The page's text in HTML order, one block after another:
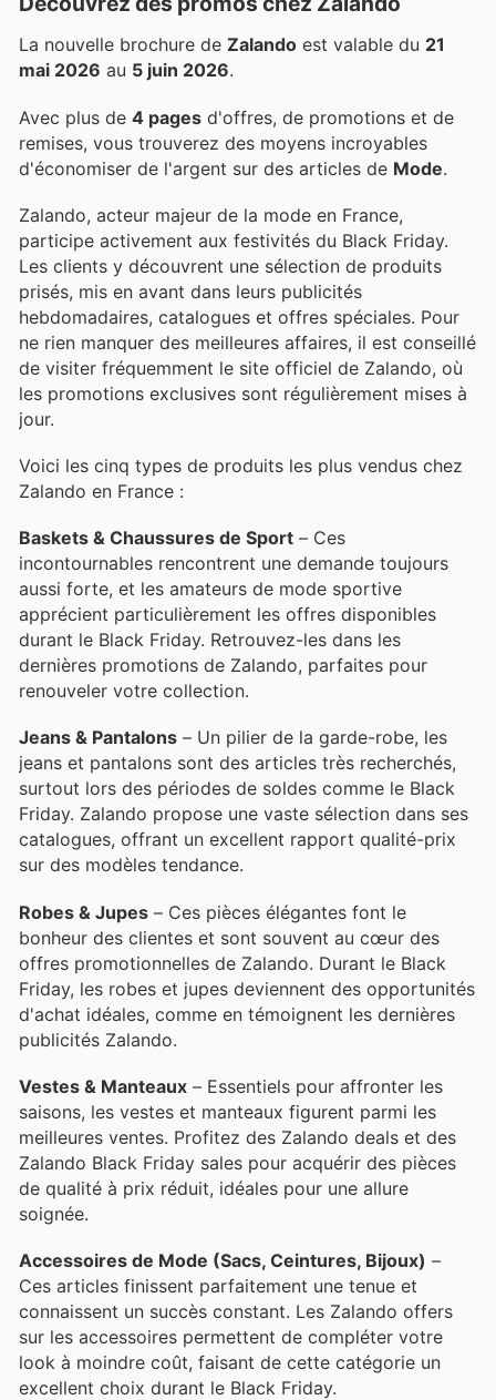
La nouvelle brochure de Zalando est valable du 21
mai 2026 au 5 juin 2026.
Avec plus de 4 pages d'offres, de promotions et de
remises, vous trouverez des moyens incroyables
d'économiser de l'argent sur des articles de Mode.
Zalando, acteur majeur de la mode en France,
participe activement aux festivités du Black Friday.
Les clients y découvrent une sélection de produits
prisés, mis en avant dans leurs publicités
hebdomadaires, catalogues et offres spéciales. Pour
ne rien manquer des meilleures affaires, il est conseillé
de visiter fréquemment le site officiel de Zalando, où
les promotions exclusives sont régulièrement mises à
jour.
Voici les cinq types de produits les plus vendus chez
Zalando en France :
Baskets & Chaussures de Sport – Ces
incontournables rencontrent une demande toujours
aussi forte, et les amateurs de mode sportive
apprécient particulièrement les offres disponibles
durant le Black Friday. Retrouvez-les dans les
dernières promotions de Zalando, parfaites pour
renouveler votre collection.
Jeans & Pantalons – Un pilier de la garde-robe, les
jeans et pantalons sont des articles très recherchés,
surtout lors des périodes de soldes comme le Black
Friday. Zalando propose une vaste sélection dans ses
catalogues, offrant un excellent rapport qualité-prix
sur des modèles tendance.
Robes & Jupes – Ces pièces élégantes font le
bonheur des clientes et sont souvent au cœur des
offres promotionnelles de Zalando. Durant le Black
Friday, les robes et jupes deviennent des opportunités
d'achat idéales, comme en témoignent les dernières
publicités Zalando.
Vestes & Manteaux – Essentiels pour affronter les
saisons, les vestes et manteaux figurent parmi les
meilleures ventes. Profitez des Zalando deals et des
Zalando Black Friday sales pour acquérir des pièces
de qualité à prix réduit, idéales pour une allure
soignée.
Accessoires de Mode (Sacs, Ceintures, Bijoux) –
Ces articles finissent parfaitement une tenue et
connaissent un succès constant. Les Zalando offers
sur les accessoires permettent de compléter votre
look à moindre coût, faisant de cette catégorie un
excellent choix durant le Black Friday.